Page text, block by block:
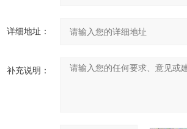
详细地址：
补充说明：